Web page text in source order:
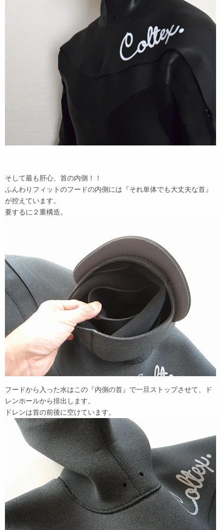
そして最も肝心、首の内側！！
ふんわりフィットのフードの内側には『それ単体でも大丈夫な首』
が控えています。
要するに２重構造。
フードから入った水はこの『内側の首』で一旦ストップさせて、ド
レンホールから排出します。
ドレンは首の前後に空けています。